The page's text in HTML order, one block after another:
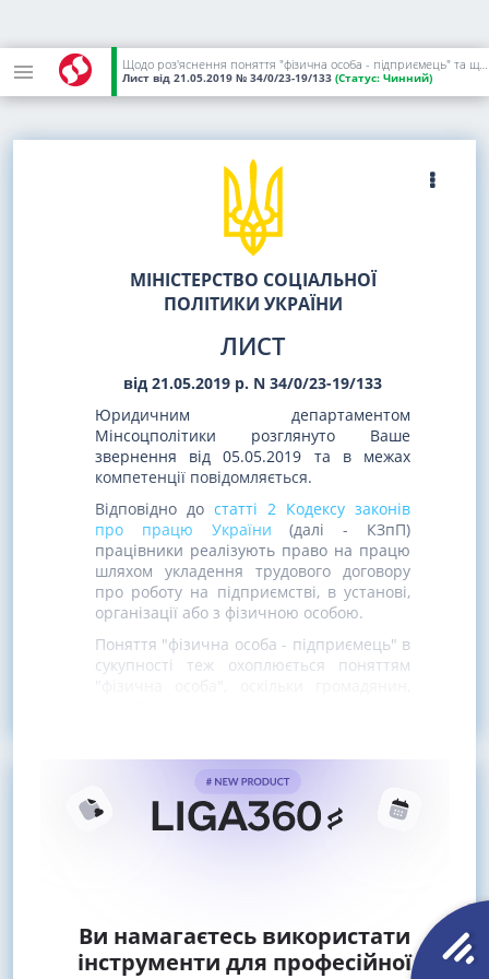
Щодо роз'яснення поняття "фізична особа - підприємець" та щодо поширення дії Інструкції зі статистики кількості працівників
Лист від 21.05.2019 № 34/0/23-19/133 (Статус: Чинний)
МІНІСТЕРСТВО СОЦІАЛЬНОЇ
ПОЛІТИКИ УКРАЇНИ
ЛИСТ
від 21.05.2019 р. N 34/0/23-19/133
Юридичним департаментом
Мінсоцполітики розглянуто Ваше
звернення від 05.05.2019 та в межах
компетенції повідомляється.
Відповідно до статті 2 Кодексу законів
про працю України (далі - КЗпП)
працівники реалізують право на працю
шляхом укладення трудового договору
про роботу на підприємстві, в установі,
організації або з фізичною особою.
Поняття "фізична особа - підприємець" в
сукупності теж охоплюється поняттям
Ви намагаєтесь використати
інструменти для професійної